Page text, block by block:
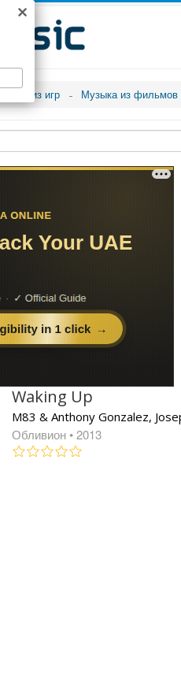
Музыка из игр Музыка из фильмов
Waking Up
M83 & Anthony Gonzalez,
Обливион • 2013